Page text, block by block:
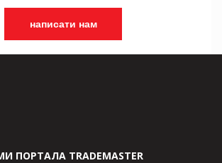
написати нам
ПОРТАЛА TRADEMASTER